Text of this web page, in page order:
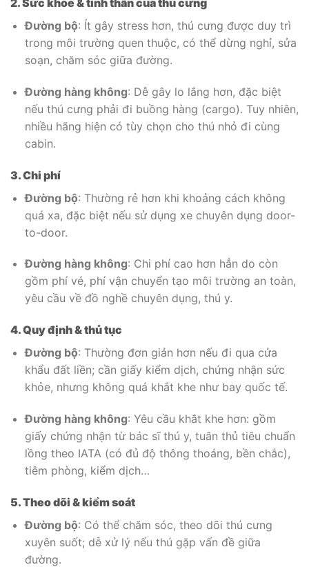
2. Sức khỏe & tinh thần của thú cưng
Đường bộ: Ít gây stress hơn, thú cưng được duy trì
trong môi trường quen thuộc, có thể dừng nghỉ, sửa
soạn, chăm sóc giữa đường.
Đường hàng không: Dễ gây lo lắng hơn, đặc biệt
nếu thú cưng phải đi buồng hàng (cargo). Tuy nhiên,
nhiều hãng hiện có tùy chọn cho thú nhỏ đi cùng
cabin.
3. Chi phí
Đường bộ: Thường rẻ hơn khi khoảng cách không
quá xa, đặc biệt nếu sử dụng xe chuyên dụng door-
to-door.
Đường hàng không: Chi phí cao hơn hẳn do còn
gồm phí vé, phí vận chuyển tạo môi trường an toàn,
yêu cầu về đồ nghề chuyên dụng, thú y.
4. Quy định & thủ tục
Đường bộ: Thường đơn giản hơn nếu đi qua cửa
khẩu đất liền; cần giấy kiểm dịch, chứng nhận sức
khỏe, nhưng không quá khắt khe như bay quốc tế.
Đường hàng không: Yêu cầu khắt khe hơn: gồm
giấy chứng nhận từ bác sĩ thú y, tuân thủ tiêu chuẩn
lồng theo IATA (có đủ độ thông thoáng, bền chắc),
tiêm phòng, kiểm dịch…
5. Theo dõi & kiểm soát
Đường bộ: Có thể chăm sóc, theo dõi thú cưng
xuyên suốt; dễ xử lý nếu thú gặp vấn đề giữa
đường.